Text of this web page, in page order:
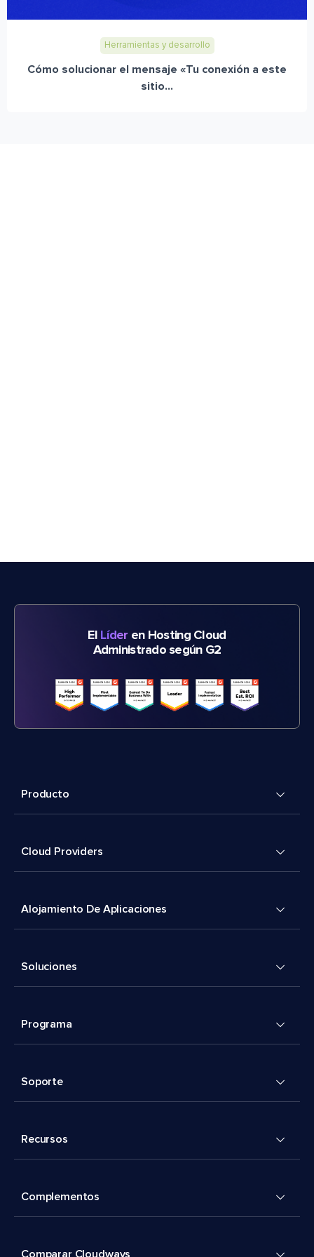
Herramientas y desarrollo
Cómo solucionar el mensaje «Tu conexión a este
sitio...
El Líder en Hosting Cloud
Administrado según G2
Producto
Cloud Providers
Alojamiento De Aplicaciones
Soluciones
Programa
Soporte
Recursos
Complementos
Comparar Cloudways